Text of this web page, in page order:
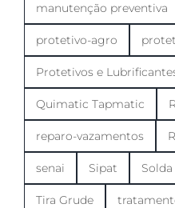
manutenção preventiva
protetivo-agro
Protetivos e
Quimatic Tapmatic
reparo-vazamentos
senai Sipat
Tira Grude